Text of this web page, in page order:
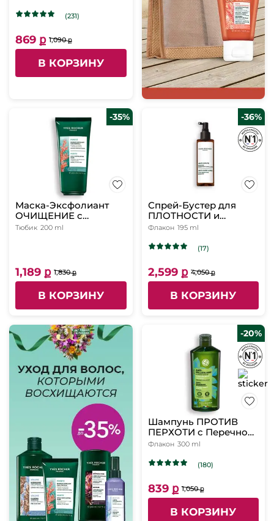
БИО - Для
волос, 150 мл
(231)
869 ք 1,090 ք
В КОРЗИНУ
-35%
Маска-Эксфолиант
ОЧИЩЕНИЕ с
Макроводорослями
Тюбик 200 ml
1,189 ք 1,830 ք
В КОРЗИНУ
-36%
Спрей-Бустер для
ПЛОТНОСТИ и
ПРОТИВ ВЫПАДЕНИЯ
ослабленных, тонких
Флакон 195 ml
(17)
2,599 ք 4,050 ք
В КОРЗИНУ
-20%
Шампунь ПРОТИВ
ПЕРХОТИ с Перечной
Мятой БИО - Без
волос, склонных к
Флакон 300 ml
(180)
839 ք 1,050 ք
В КОРЗИНУ